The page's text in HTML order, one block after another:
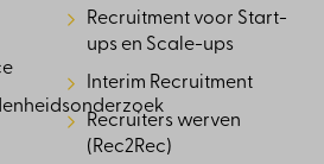
Recruitment voor Start-
ups en Scale-ups
Interim Recruitment
Recruiters werven
(Rec2Rec)